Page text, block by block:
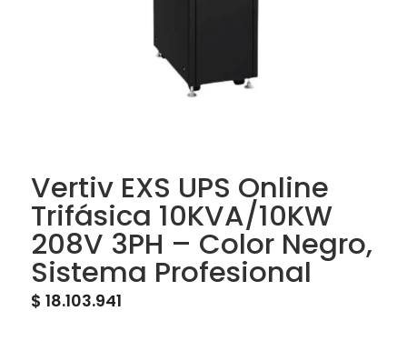
Vertiv EXS UPS Online
Trifásica 10KVA/10KW
208V 3PH – Color Negro,
Sistema Profesional
$ 18.103.941